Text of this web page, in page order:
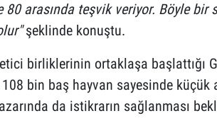
80 arasında teşvik veriyor. Böyle bir
şeklinde konuştu.
birliklerinin ortaklaşa başlattığı
108 bin baş hayvan sayesinde
da istikrarın sağlanması